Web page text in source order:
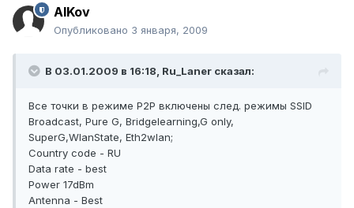
AlKov
Опубликовано 3 января, 2009
В 03.01.2009 в 16:18, Ru_Laner сказал:
Все точки в режиме P2P включены след. режимы SSID
Broadcast, Pure G, Bridgelearning,G only,
SuperG,WlanState, Eth2wlan;
Country code - RU
Data rate - best
Power 17dBm
Antenna - Best